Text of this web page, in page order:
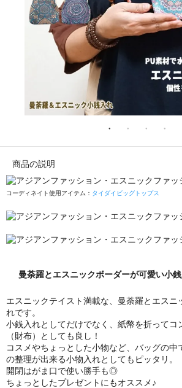
商品の説明
コーディネイト使用アイテム： タイダイビッグトップス
曼荼羅とエスニックボーダーが可愛い小
エスニックテイスト満載な、曼荼羅とエスニ
れです。
小銭入れとしてだけでなく、紙幣を折ってコ
（財布）としても良し！
コスメやちょっとした小物など、バッグの中
の整理が出来る小物入れとしてもピッタリ。
開閉はがま口で使い勝手も◎
ちょっとしたプレゼントにもオススメ♪